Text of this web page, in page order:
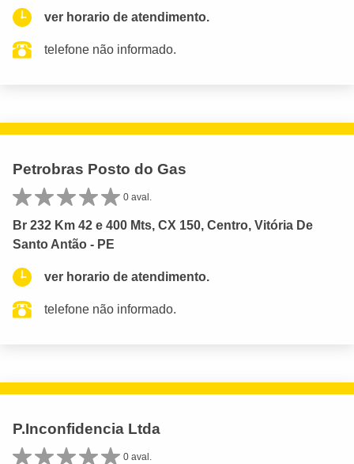
ver horario de atendimento.
telefone não informado.
Petrobras Posto do Gas
0 aval.
Br 232 Km 42 e 400 Mts, CX 150, Centro, Vitória De
Santo Antão - PE
ver horario de atendimento.
telefone não informado.
P.Inconfidencia Ltda
0 aval.